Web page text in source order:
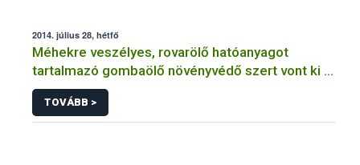
2014. július 28, hétfő
Méhekre veszélyes, rovarölő hatóanyagot
tartalmazó gombaölő növényvédő szert vont ki a
forgalomból a NÉBIH
TOVÁBB >